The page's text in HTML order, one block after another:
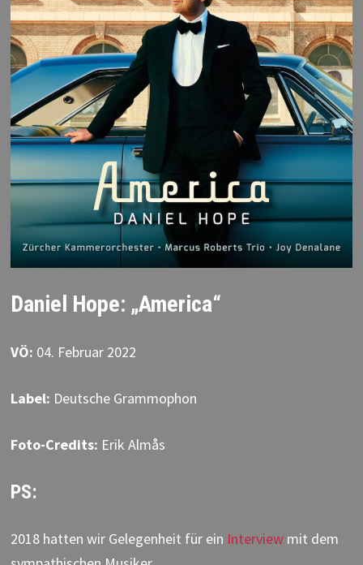
Daniel Hope: „America“
VÖ: 04. Februar 2022
Label: Deutsche Grammophon
Foto-Credits: Erik Almås
PS:
2018 hatten wir Gelegenheit für ein Interviewmit dem